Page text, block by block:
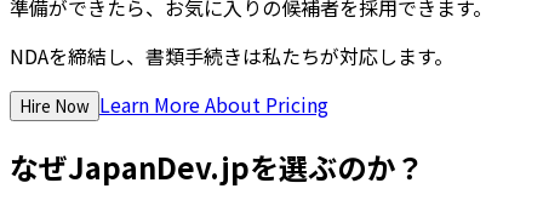
準備ができたら、お気に入りの候補者を採用できます。
NDAを締結し、書類手続きは私たちが対応します。
Hire Now Learn More About Pricing
なぜJapanDev.jpを選ぶのか？